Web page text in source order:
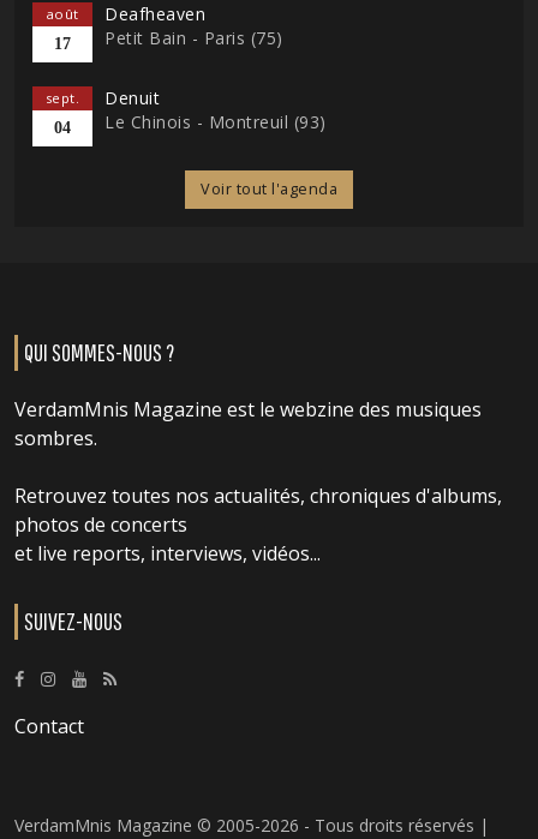
août
17
Deafheaven
Petit Bain - Paris (75)
sept.
04
Denuit
Le Chinois - Montreuil (93)
Voir tout l'agenda
QUI SOMMES-NOUS ?
VerdamMnis Magazine est le webzine des musiques
sombres.
Retrouvez toutes nos actualités, chroniques d'albums,
photos de concerts
et live reports, interviews, vidéos...
SUIVEZ-NOUS
Contact
VerdamMnis Magazine © 2005-2026 - Tous droits réservés |